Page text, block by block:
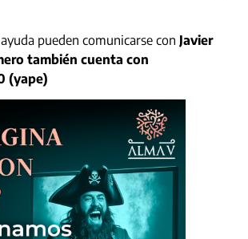
pueden comunicarse con Javier
también cuenta con
(yape)